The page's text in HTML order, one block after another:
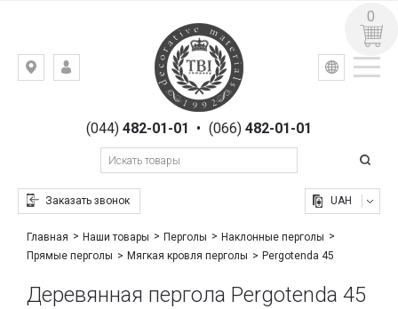
Киев,
Гоголевская,(044)482-01-01 • (066) 482-01-01
Заказать звонок
УКР РУС
UAH
0
Главная Наши товары Перголы
Наклонные перголы
Прямые перголы
Мягкая кровля перголы Pergotenda 45
Деревянная пергола Pergotenda 45